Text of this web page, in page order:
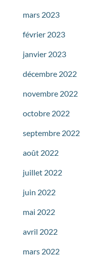
mars 2023
février 2023
janvier 2023
décembre 2022
novembre 2022
octobre 2022
septembre 2022
août 2022
juillet 2022
juin 2022
mai 2022
avril 2022
mars 2022